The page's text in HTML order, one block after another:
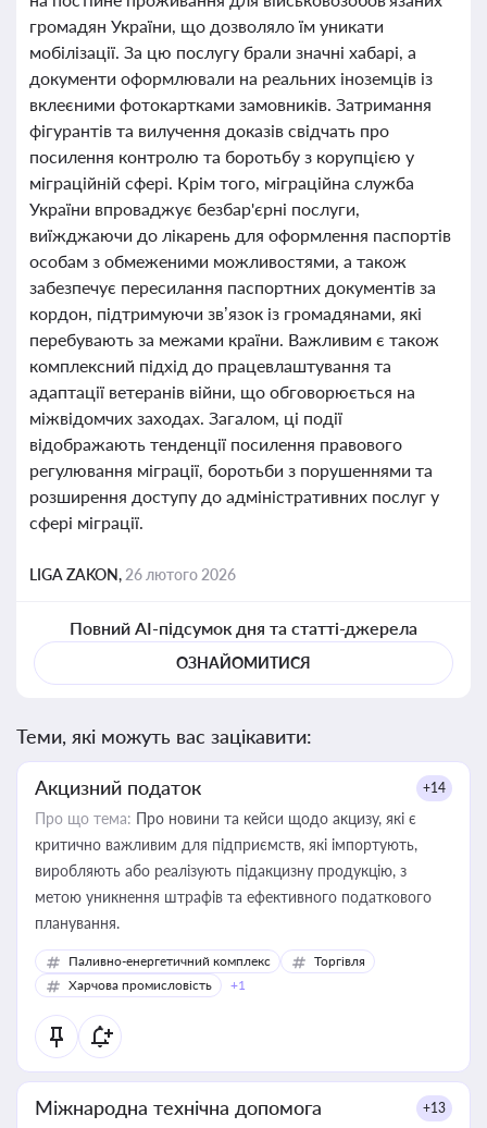
громадян України, що дозволяло їм уникати
мобілізації. За цю послугу брали значні хабарі, а
документи оформлювали на реальних іноземців із
вклеєними фотокартками замовників. Затримання
фігурантів та вилучення доказів свідчать про
посилення контролю та боротьбу з корупцією у
міграційній сфері. Крім того, міграційна служба
України впроваджує безбар'єрні послуги,
виїжджаючи до лікарень для оформлення паспортів
особам з обмеженими можливостями, а також
забезпечує пересилання паспортних документів за
кордон, підтримуючи зв’язок із громадянами, які
перебувають за межами країни. Важливим є також
комплексний підхід до працевлаштування та
адаптації ветеранів війни, що обговорюється на
міжвідомчих заходах. Загалом, ці події
відображають тенденції посилення правового
регулювання міграції, боротьби з порушеннями та
розширення доступу до адміністративних послуг у
сфері міграції.
LIGA ZAKON, 26 лютого 2026
Повний AI-підсумок дня та статті-джерела
ОЗНАЙОМИТИСЯ
Теми, які можуть вас зацікавити:
Акцизний податок +14
Про що тема: Про новини та кейси щодо акцизу, які є
критично важливим для підприємств, які імпортують,
виробляють або реалізують підакцизну продукцію, з
метою уникнення штрафів та ефективного податкового
планування.
Паливно-енергетичний комплекс
Торгівля
Харчова промисловість
+1
Міжнародна технічна допомога +13